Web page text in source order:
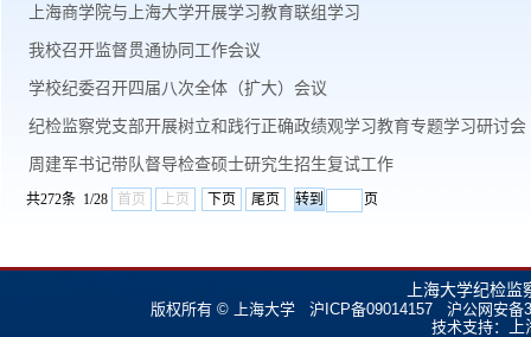
上海商学院与上海大学开展学习教育联组学习
我校召开监督贯通协同工作会议
学校纪委召开四届八次全体（扩大）会议
纪检监察党支部开展树立和践行正确政绩观学习教育专题学习研讨会
周建军书记带队督导检查硕士研究生招生复试工作
共272条 1/28 首页 上页 下页 尾页 页
上海大学纪检
版权所有 © 上海大学 沪ICP备09014157
沪公网安备
技术支持：